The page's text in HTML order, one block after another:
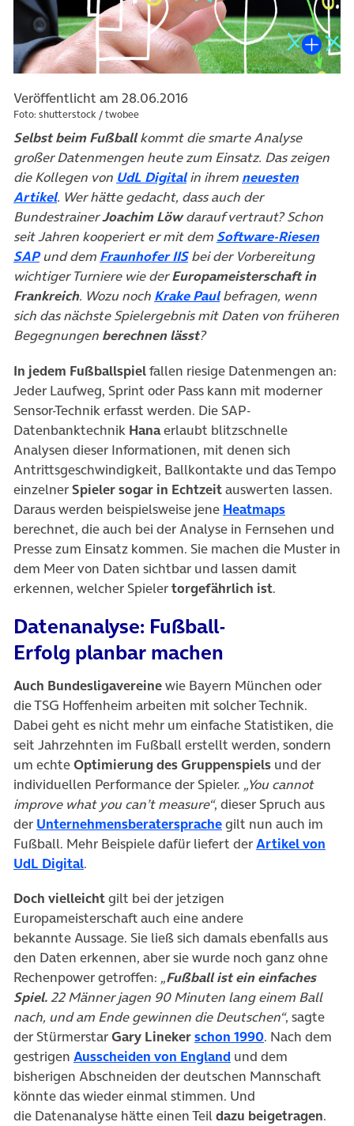
Veröffentlicht am 28.06.2016
Foto: shutterstock / twobee
Selbst beim Fußballkommt die smarte Analyse
großer Datenmengen heute zum Einsatz. Das zeigen
die Kollegen von UdL Digital(öffnet in neuem Tab)
in ihrem neuesten
Artikel(öffnet in neuem Tab)
. Wer hätte gedacht, dass auch der
BundestrainerJoachim Löwdarauf vertraut? Schon
seit Jahren kooperiert er mit dem Software-Riesen
SAP(öffnet in neuem Tab)
und dem Fraunhofer IIS(öffnet in neuem Tab)
bei der Vorbereitung
wichtiger Turniere wie derEuropameisterschaft in
Frankreich. Wozu noch Krake Paul(öffnet in neuem Tab)
befragen, wenn
sich das nächste Spielergebnis mit Daten von früheren
Begegnungen berechnen lässt?
In jedem Fußballspielfallen riesige Datenmengen an:
Jeder Laufweg, Sprint oder Pass kann mit moderner
Sensor-Technik erfasst werden. Die SAP-
Datenbanktechnik Hanaerlaubt blitzschnelle
Analysen dieser Informationen, mit denen sich
Antrittsgeschwindigkeit, Ballkontakte und das Tempo
einzelnerSpieler sogar in Echtzeitauswerten lassen.
Daraus werden beispielsweise jene Heatmaps(öffnet in
berechnet, die auch bei der Analyse in Fernsehen und
Presse zum Einsatz kommen. Sie machen die Muster in
dem Meer von Daten sichtbar und lassen damit
erkennen, welcher Spielertorgefährlich ist.
Datenanalyse: Fußball-
Erfolg planbar machen
Auch Bundesligavereinewie Bayern München oder
die TSG Hoffenheim arbeiten mit solcher Technik.
Dabei geht es nicht mehr um einfache Statistiken, die
seit Jahrzehnten im Fußball erstellt werden, sondern
um echteOptimierung des Gruppenspiels und der
individuellen Performance der Spieler. „You cannot
improve what you can’t measure“, dieser Spruch aus
der Unternehmensberatersprache(öffnet in neuem Tab)
gilt nun auch im
Fußball. Mehr Beispiele dafür liefert derArtikel von
UdL Digital(öffnet in neuem Tab)
.
Doch vielleichtgilt bei der jetzigen
Europameisterschaft auch eine andere
bekannte Aussage. Sie ließ sich damals ebenfalls aus
den Daten erkennen, aber sie wurde noch ganz ohne
Rechenpower getroffen: „Fußball ist ein einfaches
Spiel.22 Männer jagen 90 Minuten lang einem Ball
nach, und am Ende gewinnen die Deutschen“, sagte
der StürmerstarGary Linekerschon 1990(öffnet in
. Nach dem
gestrigen Ausscheiden von England (öffnet in neuem
und dem
bisherigen Abschneiden der deutschen Mannschaft
könnte das wieder einmal stimmen. Und
die Datenanalyse hätte einen Teildazu beigetragen.